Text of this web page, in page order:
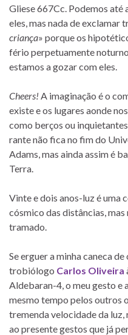
Gliese 667Cc. Podemos até
eles, mas nada de ex­cla­mar
cri­ança» por­que os
fé­rio per­pe­tu­a­mente
es­ta­mos a go­zar com eles.
Cheers! A ima­gi­na­ção é o
existe e os lu­ga­res aonde
como ber­ços ou
rante não fica no fim do
Adams, mas ainda as­sim é
Terra.
Vinte e dois anos-luz é uma
cós­mico das dis­tân­cias, mas
tramado.
Se er­guer a mi­nha ca­neca
tro­bió­logo Carlos Oliveira
Aldebaran-4, o meu gesto e
mesmo tempo pe­los ou­tros
tre­menda ve­lo­ci­dade da luz,
ao pre­sente ges­tos que já